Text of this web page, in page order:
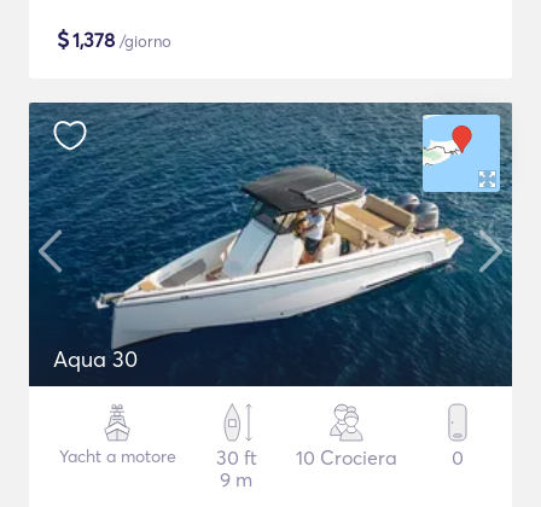
$1,378 /giorno
Aqua 30
Yacht a motore
30 ft
9 m
10 Crociera 0